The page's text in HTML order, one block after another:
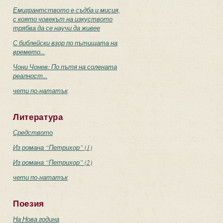
Емигрантството е съдба и мисия,
с която човекът на изкуството
трябва да се научи да живее
С библейски взор по пътищата на
времето...
Чони Чонев: По пътя на солената
реалност...
чети по-нататък
Литература
Средството
Из романа “Петрихор” (1)
Из романа “Петрихор” (2)
чети по-нататък
Поезия
На Нова година